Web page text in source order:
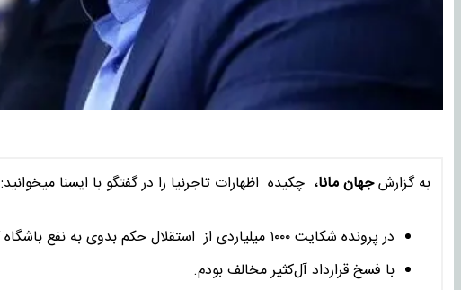
به گزارشجهان مانا، چکیده اظهارات تاجرنیا را در گفتگو با ایسنا میخوانید:
در پرونده شکایت ۱۰۰۰ میلیاردی از استقلال حکم بدوی به نفع باشگاه گرفتیم
با فسخ قرارداد آل‌کثیر مخالف بودم.